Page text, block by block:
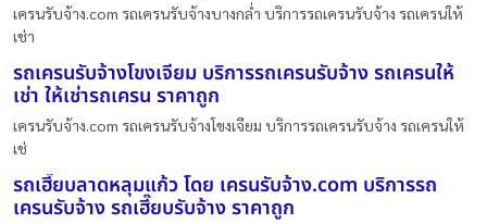
เครนรับจ้าง.com รถเครนรับจ้างบางกล่ำ บริการรถเครนรับจ้าง รถเครนให้
เช่า
รถเครนรับจ้างโขงเจียม บริการรถเครนรับจ้าง รถเครนให้
เช่า ให้เช่ารถเครน ราคาถูก
เครนรับจ้าง.com รถเครนรับจ้างโขงเจียม บริการรถเครนรับจ้าง รถเครนให้
เช่
รถเฮี๊ยบลาดหลุมแก้ว โดย เครนรับจ้าง.com บริการรถ
เครนรับจ้าง รถเฮี๊ยบรับจ้าง ราคาถูก